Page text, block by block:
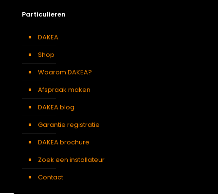
Particulieren
DAKEA
Shop
Waarom DAKEA?
Afspraak maken
DAKEA blog
Garantie registratie
DAKEA brochure
Zoek een installateur
Contact